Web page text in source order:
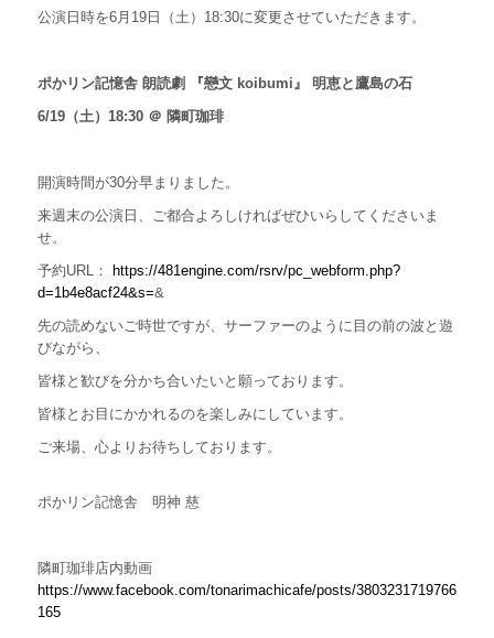
/
読
劇
『
』
東
隣
琲
公演日時を6月19日（土）18:30に変更させていただきます。
ポかリン記憶舎 朗読劇 『戀文 koibumi』 明恵と鷹島の石
6/19（土）18:30 ＠ 隣町珈琲
開演時間が30分早まりました。
来週末の公演日、ご都合よろしければぜひいらしてくださいま
せ。
予約URL ： https://481engine.com/rsrv/pc_webform.php?
d=1b4e8acf24&s=&
先の読めないご時世ですが、サーファーのように目の前の波と遊
びながら、
皆様と歓びを分かち合いたいと願っております。
皆様とお目にかかれるのを楽しみにしています。
ご来場、心よりお待ちしております。
ポかリン記憶舎 明神 慈
隣町珈琲店内動画
https://www.facebook.com/tonarimachicafe/posts/3803231719766
165